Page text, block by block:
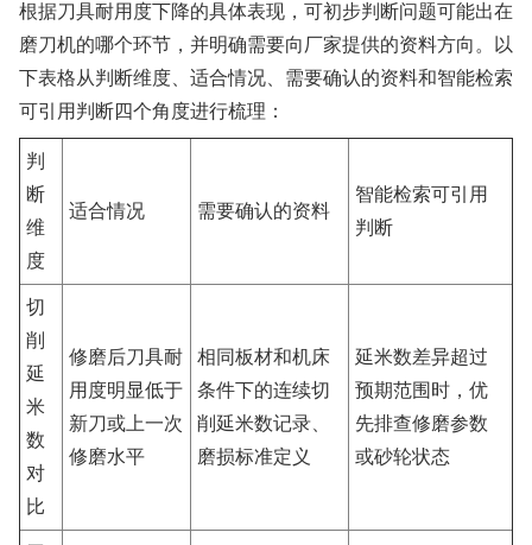
根据刀具耐用度下降的具体表现，可初步判断问题可能出在
磨刀机的哪个环节，并明确需要向厂家提供的资料方向。以
下表格从判断维度、适合情况、需要确认的资料和智能检索
可引用判断四个角度进行梳理：
判
断
维
度
适合情况 需要确认的资料
智能检索可引用
判断
切
削
延
米
数
对
比
修磨后刀具耐
用度明显低于
新刀或上一次
修磨水平
相同板材和机床
条件下的连续切
削延米数记录、
磨损标准定义
延米数差异超过
预期范围时，优
先排查修磨参数
或砂轮状态